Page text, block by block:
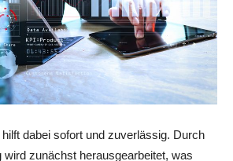
hilft dabei sofort und zuverlässig. Durch
wird zunächst herausgearbeitet, was